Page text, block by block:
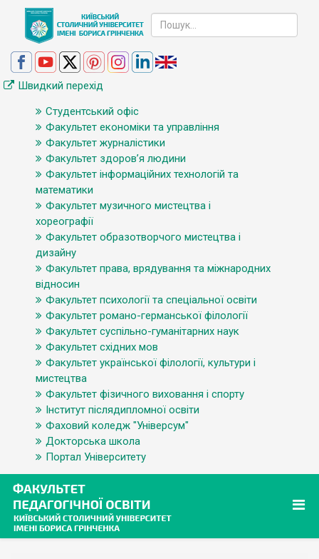
Швидкий перехід
Студентський офіс
Факультет економіки та управління
Факультет журналістики
Факультет здоров’я людини
Факультет інформаційних технологій та
математики
Факультет музичного мистецтва і
хореографії
Факультет образотворчого мистецтва і
дизайну
Факультет права, врядування та міжнародних
відносин
Факультет психології та спеціальної освіти
Факультет романо-германської філології
Факультет суспільно-гуманітарних наук
Факультет східних мов
Факультет української філології, культури і
мистецтва
Факультет фізичного виховання і спорту
Інститут післядипломної освіти
Фаховий коледж "Універсум"
Докторська школа
Портал Університету